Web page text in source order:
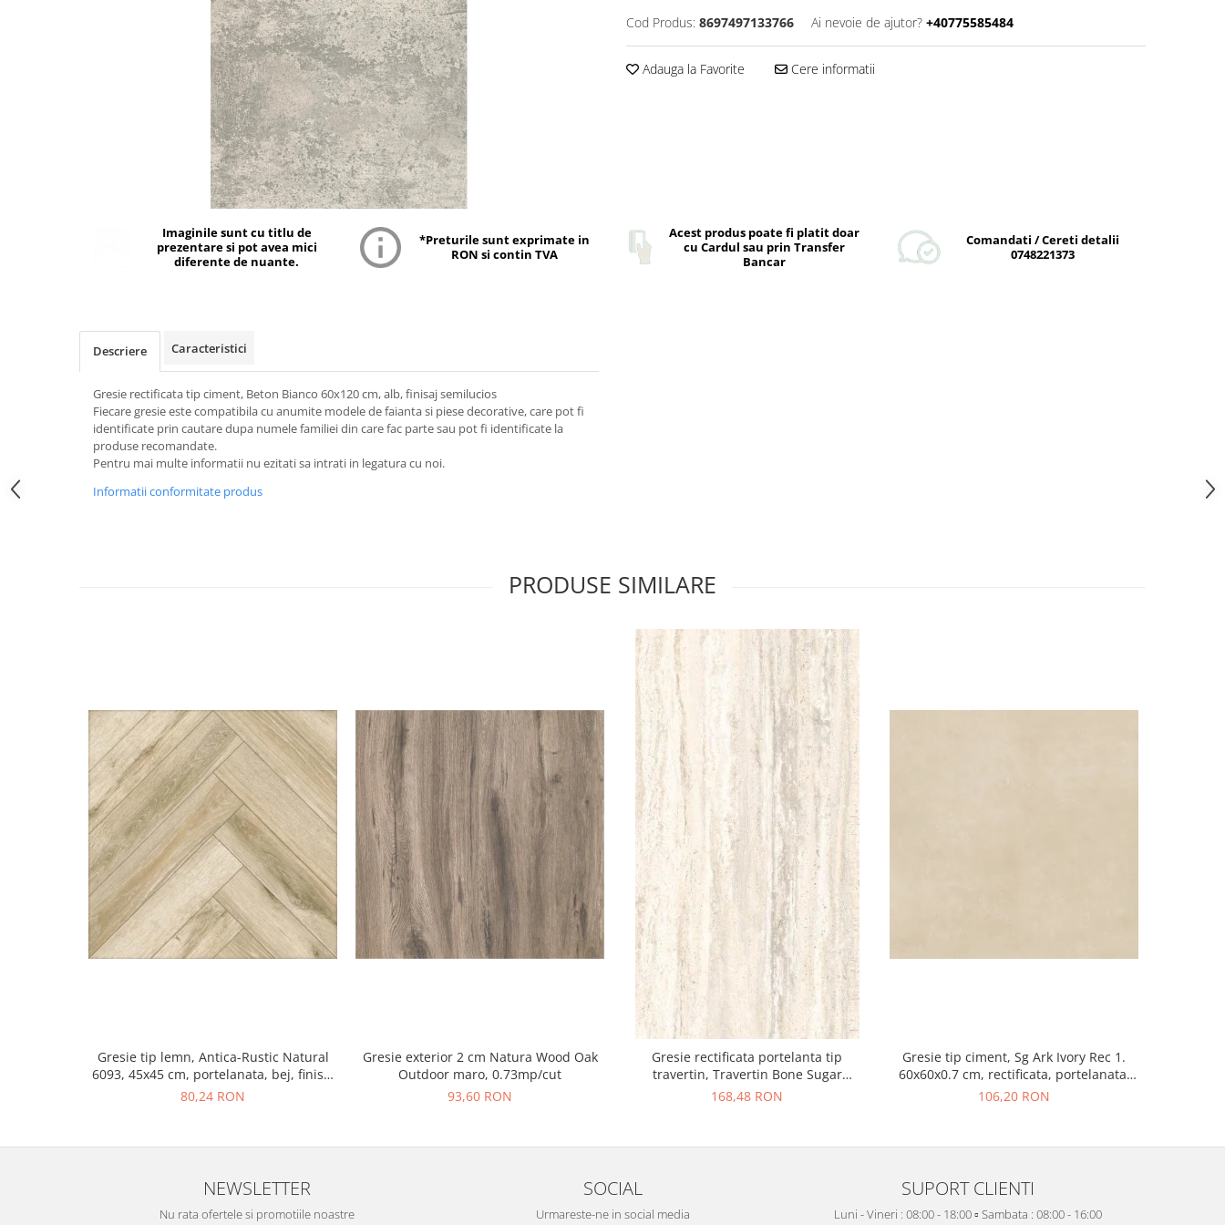
Cod Produs: 8697497133766 Ai nevoie de ajutor? +40775585484
Adauga la Favorite Cere informatii
Imaginile sunt cu titlu de
prezentare si pot avea mici
diferente de nuante.
*Preturile sunt exprimate in
RON si contin TVA
Acest produs poate fi platit doar
cu Cardul sau prin Transfer
Bancar
Comandati / Cereti detalii
0748221373
Descriere Caracteristici
Gresie rectificata tip ciment, Beton Bianco 60x120 cm, alb, finisaj semilucios
Fiecare gresie este compatibila cu anumite modele de faianta si piese decorative, care pot fi
identificate prin cautare dupa numele familiei din care fac parte sau pot fi identificate la
produse recomandate.
Pentru mai multe informatii nu ezitati sa intrati in legatura cu noi.
Informatii conformitate produs
PRODUSE SIMILARE
Gresie tip lemn, Antica-Rustic Natural
6093, 45x45 cm, portelanata, bej, finisaj
mat
80,24 RON
Gresie exterior 2 cm Natura Wood Oak
Outdoor maro, 0.73mp/cut
93,60 RON
Gresie rectificata portelanta tip
travertin, Travertin Bone Sugar
25621011, 60x120 cm, bej, finisaj mat
168,48 RON
Gresie tip ciment, Sg Ark Ivory Rec 1.
60x60x0.7 cm, rectificata, portelanata,
bej, finisaj mat
106,20 RON
NEWSLETTER
Nu rata ofertele si promotiile noastre
SOCIAL
Urmareste-ne in social media
SUPORT CLIENTI
Luni - Vineri : 08:00 - 18:00 ▫️ Sambata : 08:00 - 16:00